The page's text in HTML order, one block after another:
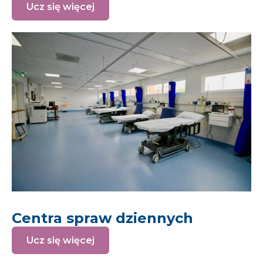
Ucz się więcej
Centra spraw dziennych
Ucz się więcej